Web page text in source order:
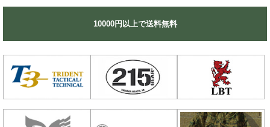
10000円以上で送料無料